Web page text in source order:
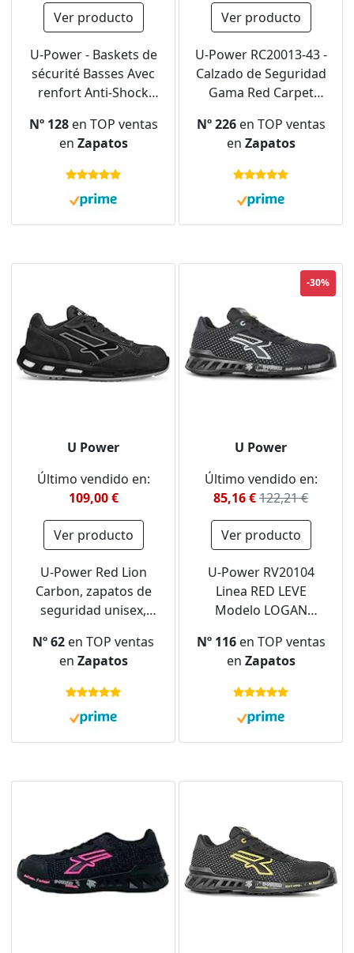
Ver producto
U-Power - Baskets de
sécurité Basses Avec
renfort Anti-Shock
- ESD S1P SRC 45
Gris/Orange
Nº 128en TOP ventas
en Zapatos
Ver producto
U-Power RC20013-43 -
Calzado de Seguridad
Gama Red Carpet
SRC ESD Talla 43 EU,
Negro
Nº 226en TOP ventas
en Zapatos
U Power
Último vendido en:
109,00 €
Ver producto
U-Power Red Lion
Carbon, zapatos de
seguridad unisex,
cuero antipinchazos,
con inserto Infinergy,
con puntera de
Nº 62 en TOP ventas
en Zapatos
-30%
U Power
Último vendido en:
85,16 €122,21 €
Ver producto
U-Power RV20104
Linea RED LEVE
Modelo LOGAN
Bajos y Ligeros, S3 SRC
CI ESD, Negro, 41
Tamaño
Nº 116en TOP ventas
en Zapatos